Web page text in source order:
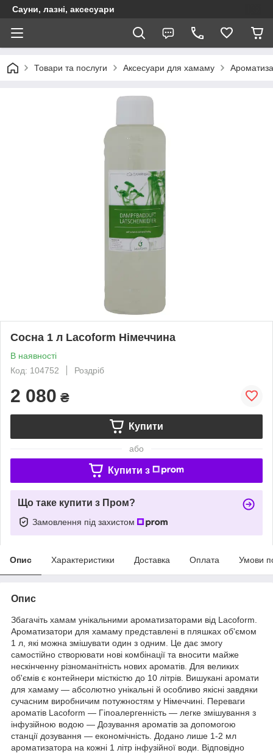
Сауни, лазні, аксесуари
Товари та послуги Аксесуари для хамаму
Сосна 1 л Lacoform Німеччина
В наявності
Код: 104752
Роздріб
2 080 ₴
Купити
або
Купити з
Що таке купити з Пром?
Замовлення під захистом
Опис Характеристики Доставка Оплата Умови
Опис
Збагачіть хамам унікальними ароматизаторами від Lacoform.
Ароматизатори для хамаму представлені в пляшках об'ємом
1 л, які можна змішувати один з одним. Це дає змогу
самостійно створювати нові комбінації та вносити майже
нескінченну різноманітність нових ароматів. Для великих
об'ємів є контейнери місткістю до 10 літрів. Вишукані аромати
для хамаму — абсолютно унікальні й особливо якісні завдяки
сучасним виробничим потужностям у Німеччині. Переваги
ароматів Lacoform — Гіпоалергенність — легке змішування з
інфузійною водою — Дозування ароматів за допомогою
станції дозування — економічність. Додано лише 1-2 мл
ароматизатора на кожні 1 літр інфузійної води. Відповідно